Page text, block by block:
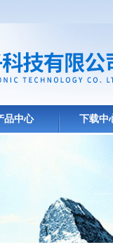
品中心 下载中